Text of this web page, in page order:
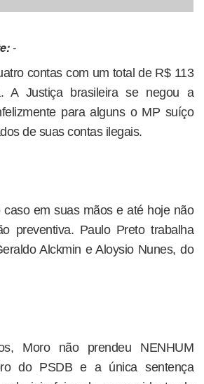
-
contas com um total de R$ 113
A Justiça brasileira se negou a
para alguns o MP suíço
de suas contas ilegais.
em suas mãos e até hoje não
preventiva. Paulo Preto trabalha
Alckmin e Aloysio Nunes, do
Moro não prendeu NENHUM
do PSDB e a única sentença